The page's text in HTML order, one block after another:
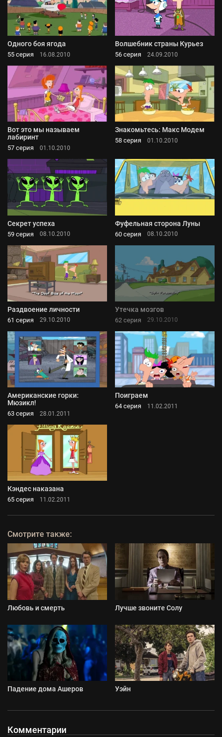
Одного боя ягода
55 серия 16.08.2010
Волшебник страны Курьез
56 серия 24.09.2010
Вот это мы называем
лабиринт
57 серия 01.10.2010
Знакомьтесь: Макс Модем
58 серия 01.10.2010
Секрет успеха
59 серия 08.10.2010
Фуфельная сторона Луны
60 серия 08.10.2010
Раздвоение личности
61 серия 29.10.2010
Утечка мозгов
62 серия 29.10.2010
Американские горки:
Мюзикл!
63 серия 28.01.2011
Поиграем
64 серия 11.02.2011
Кэндес наказана
65 серия 11.02.2011
Смотрите также:
Любовь и смерть Лучше звоните Солу
Падение дома Ашеров Уэйн
Комментарии